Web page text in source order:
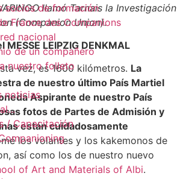
socios de formación
France des Companions
nacional
de un compañero
nuestro folleto
noticias
/ Capacitación
llamó Tarnais la Investigación
(Companion Union).
LEIPZIG DENKMAL
vez, es 1600 kilómetros. La
de nuestro último País Martiel
Aspirante de nuestro País
fotos de Partes de Admisión y
están cuidadosamente
los volantes y los kakemonos de
así como los de nuestro nuevo
of Art and Materials of Albi.